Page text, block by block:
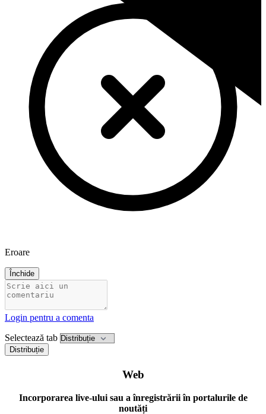
Eroare
Închide
Login pentru a comenta
Selectează tab
Distribuție
Web
Incorporarea live-ului sau a înregistrării în portalurile de
noutăți